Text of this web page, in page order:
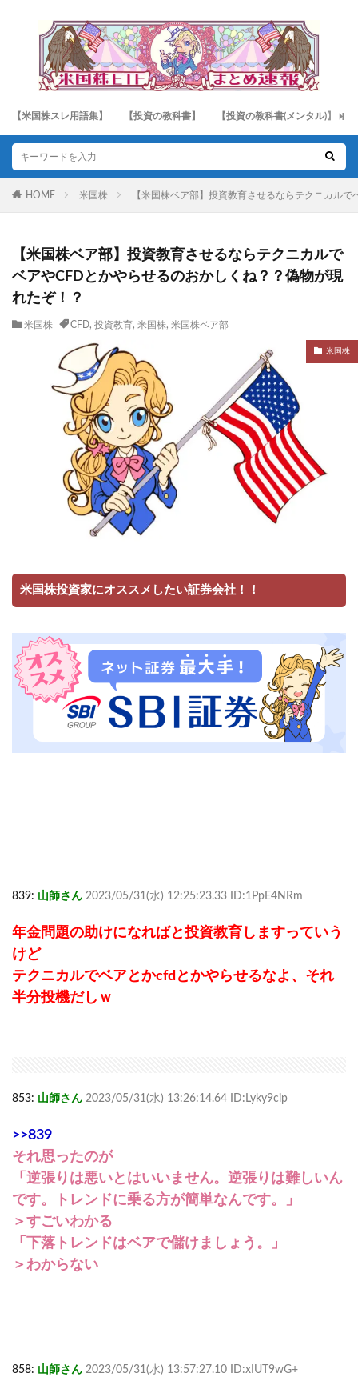
【米国株スレ用語集】 【投資の教科書】 【投資の教科書(メンタル)】
HOME 米国株 【米国株ベア部】投資教育させるならテクニカル
【米国株ベア部】投資教育させるならテクニカルで
ベアやCFDとかやらせるのおかしくね？？偽物が現
れたぞ！？
米国株 CFD, 投資教育, 米国株, 米国株ベア部
米国株
米国株投資家にオススメしたい証券会社！！
839: 山師さん 2023/05/31(水) 12:25:23.33 ID:1PpE4NRm
年金問題の助けになればと投資教育しますっていう
けど
テクニカルでベアとかcfdとかやらせるなよ、それ
半分投機だしｗ
853: 山師さん 2023/05/31(水) 13:26:14.64 ID:Lyky9cip
>>839
それ思ったのが
「逆張りは悪いとはいいません。逆張りは難しいん
です。トレンドに乗る方が簡単なんです。」
＞すごいわかる
「下落トレンドはベアで儲けましょう。」
＞わからない
858: 山師さん 2023/05/31(水) 13:57:27.10 ID:xIUT9wG+